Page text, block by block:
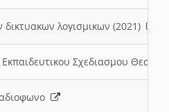
λογισμικων (2021)
Εκπαιδευτικου Σχεδιασμου